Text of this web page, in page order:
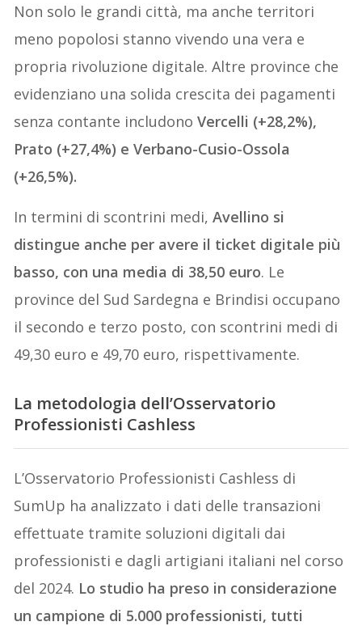
Non solo le grandi città, ma anche territori
meno popolosi stanno vivendo una vera e
propria rivoluzione digitale. Altre province che
evidenziano una solida crescita dei pagamenti
senza contante includonoVercelli (+28,2%),
Prato (+27,4%) e Verbano-Cusio-Ossola
(+26,5%).
In termini di scontrini medi,Avellino si
distingue anche per avere il ticket digitale più
basso, con una media di 38,50 euro. Le
province del Sud Sardegna e Brindisi occupano
il secondo e terzo posto, con scontrini medi di
49,30 euro e 49,70 euro, rispettivamente.
La metodologia dell’Osservatorio
Professionisti Cashless
L’Osservatorio Professionisti Cashless di
SumUp ha analizzato i dati delle transazioni
effettuate tramite soluzioni digitali dai
professionisti e dagli artigiani italiani nel corso
del 2024. Lo studio ha preso in considerazione
un campione di 5.000 professionisti, tutti